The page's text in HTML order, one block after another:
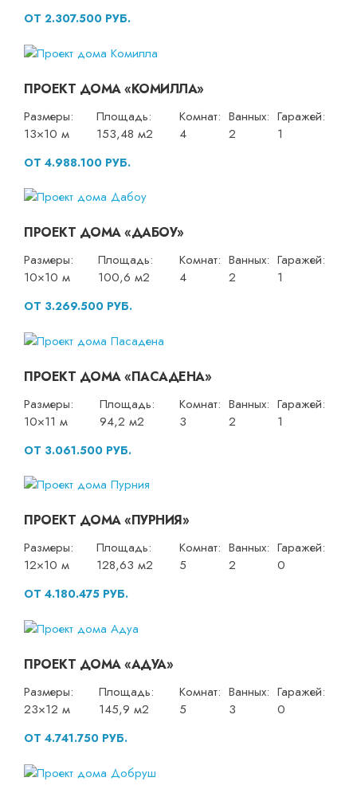
ОТ 2.307.500 РУБ.
ПРОЕКТ ДОМА «КОМИЛЛА»
Размеры:
13×10 м
Площадь:
153,48 м2
Комнат:
4
Ванных:
2
Гаражей:
1
ОТ 4.988.100 РУБ.
ПРОЕКТ ДОМА «ДАБОУ»
Размеры:
10×10 м
Площадь:
100,6 м2
Комнат:
4
Ванных:
2
Гаражей:
1
ОТ 3.269.500 РУБ.
ПРОЕКТ ДОМА «ПАСАДЕНА»
Размеры:
10×11 м
Площадь:
94,2 м2
Комнат:
3
Ванных:
2
Гаражей:
1
ОТ 3.061.500 РУБ.
ПРОЕКТ ДОМА «ПУРНИЯ»
Размеры:
12×10 м
Площадь:
128,63 м2
Комнат:
5
Ванных:
2
Гаражей:
0
ОТ 4.180.475 РУБ.
ПРОЕКТ ДОМА «АДУА»
Размеры:
23×12 м
Площадь:
145,9 м2
Комнат:
5
Ванных:
3
Гаражей:
0
ОТ 4.741.750 РУБ.